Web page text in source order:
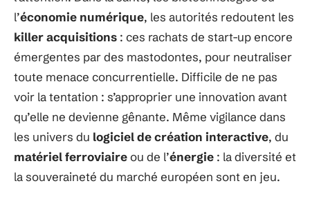
l’économie numérique, les autorités redoutent les
killer acquisitions : ces rachats de start-up encore
émergentes par des mastodontes, pour neutraliser
toute menace concurrentielle. Difficile de ne pas
voir la tentation : s’approprier une innovation avant
qu’elle ne devienne gênante. Même vigilance dans
les univers du logiciel de création interactive, du
matériel ferroviaireou de l’énergie : la diversité et
la souveraineté du marché européen sont en jeu.